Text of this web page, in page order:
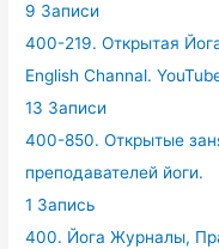
9 Записи
400-219. Открытая
English Channal.
13 Записи
400-850. Открытые
преподавателей йоги.
1 Запись
400. Йога Журналы,